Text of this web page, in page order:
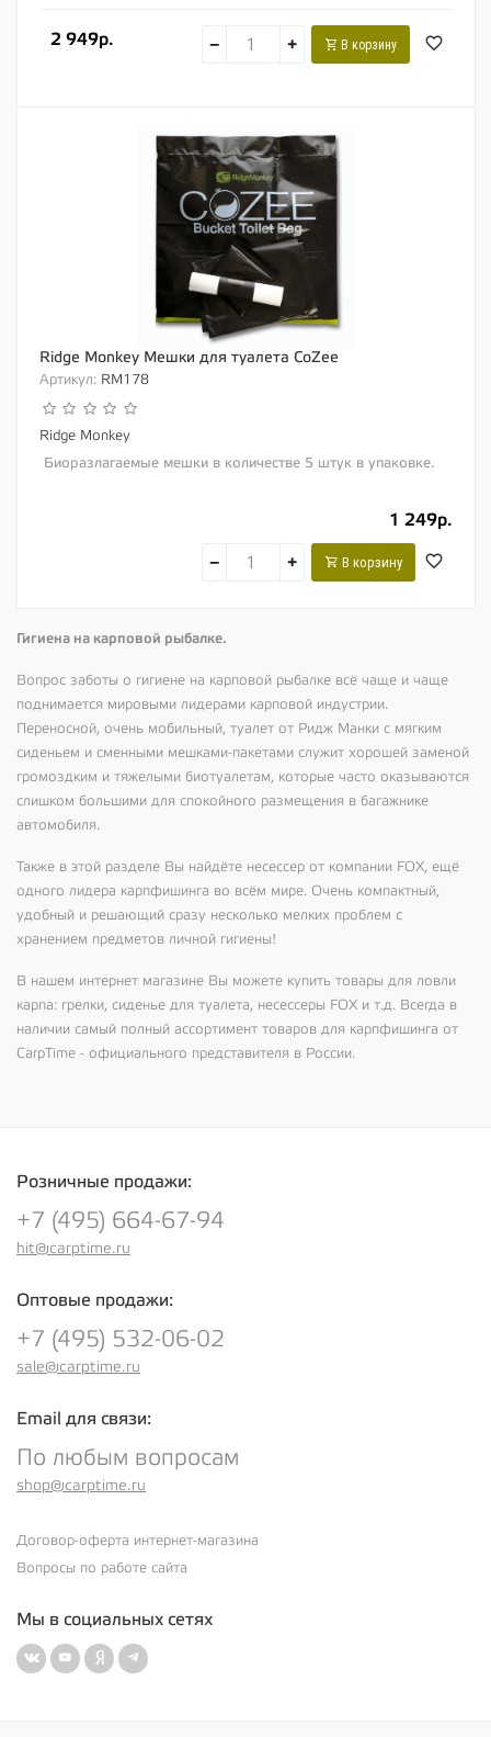
2 949р. − + В корзину
Ridge Monkey Мешки для туалета CoZee
Артикул: RM178
Ridge Monkey
Биоразлагаемые мешки в количестве 5 штук в упаковке.
1 249р.
− + В корзину
Гигиена на карповой рыбалке.
Вопрос заботы о гигиене на карповой рыбалке всё чаще и чаще
поднимается мировыми лидерами карповой индустрии.
Переносной, очень мобильный, туалет от Ридж Манки с мягким
сиденьем и сменными мешками-пакетами служит хорошей заменой
громоздким и тяжелыми биотуалетам, которые часто оказываются
слишком большими для спокойного размещения в багажнике
автомобиля.
Также в этой разделе Вы найдёте несессер от компании FOX, ещё
одного лидера карпфишинга во всём мире. Очень компактный,
удобный и решающий сразу несколько мелких проблем с
хранением предметов личной гигиены!
В нашем интернет магазине Вы можете купить товары для ловли
карпа: грелки, сиденье для туалета, несессеры FOX и т.д. Всегда в
наличии самый полный ассортимент товаров для карпфишинга от
CarpTime - официального представителя в России.
Розничные продажи:
+7 (495) 664-67-94
hit@carptime.ru
Оптовые продажи:
+7 (495) 532-06-02
sale@carptime.ru
Email для связи:
По любым вопросам
shop@carptime.ru
Договор-оферта интернет-магазина
Вопросы по работе сайта
Мы в социальных сетях